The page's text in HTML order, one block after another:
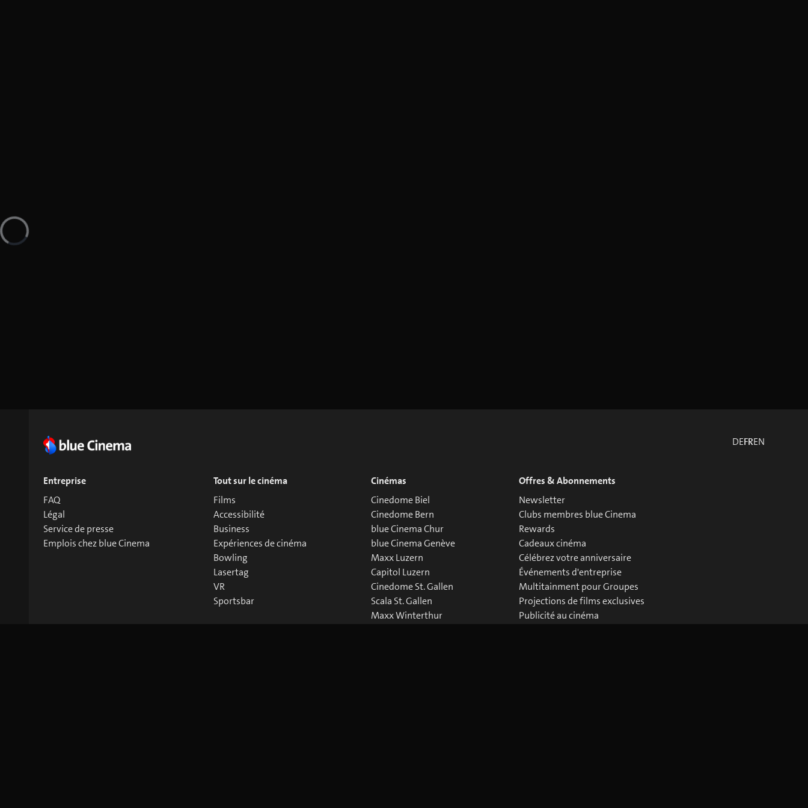
DEFREN
Entreprise
FAQ
Légal
Service de presse
Emplois chez blue Cinema
Tout sur le cinéma
Films
Accessibilité
Business
Expériences de cinéma
Bowling
Lasertag
VR
Sportsbar
Cinémas
Cinedome Biel
Cinedome Bern
blue Cinema Chur
blue Cinema Genève
Maxx Luzern
Capitol Luzern
Cinedome St. Gallen
Scala St. Gallen
Maxx Winterthur
Offres & Abonnements
Newsletter
Clubs membres blue Cinema
Rewards
Cadeaux cinéma
Célébrez votre anniversaire
Événements d'entreprise
Multitainment pour Groupes
Projections de films exclusives
Publicité au cinéma